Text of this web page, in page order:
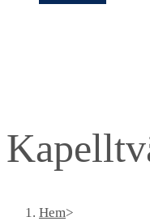
Hem>